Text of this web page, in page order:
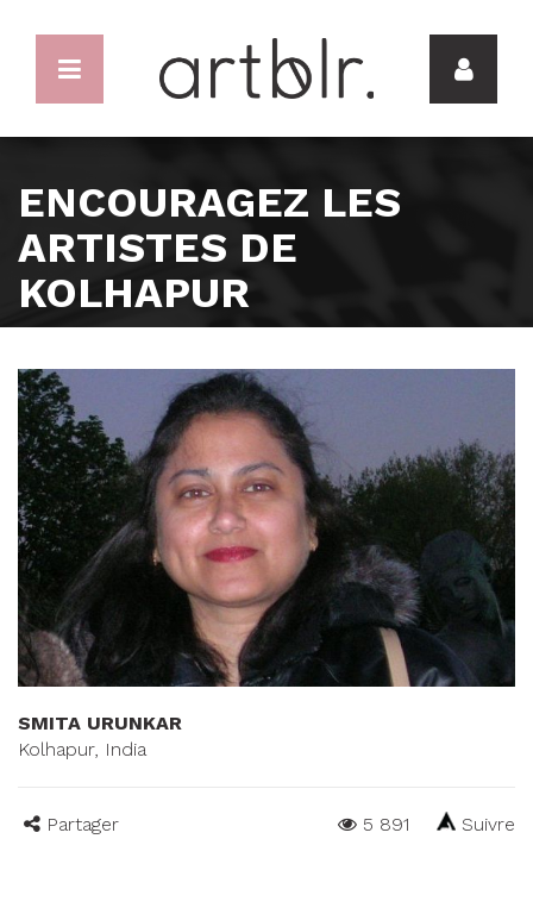
ENCOURAGEZ LES
ARTISTES DE
KOLHAPUR
SMITA URUNKAR
Kolhapur, India
Partager 5 891 Suivre